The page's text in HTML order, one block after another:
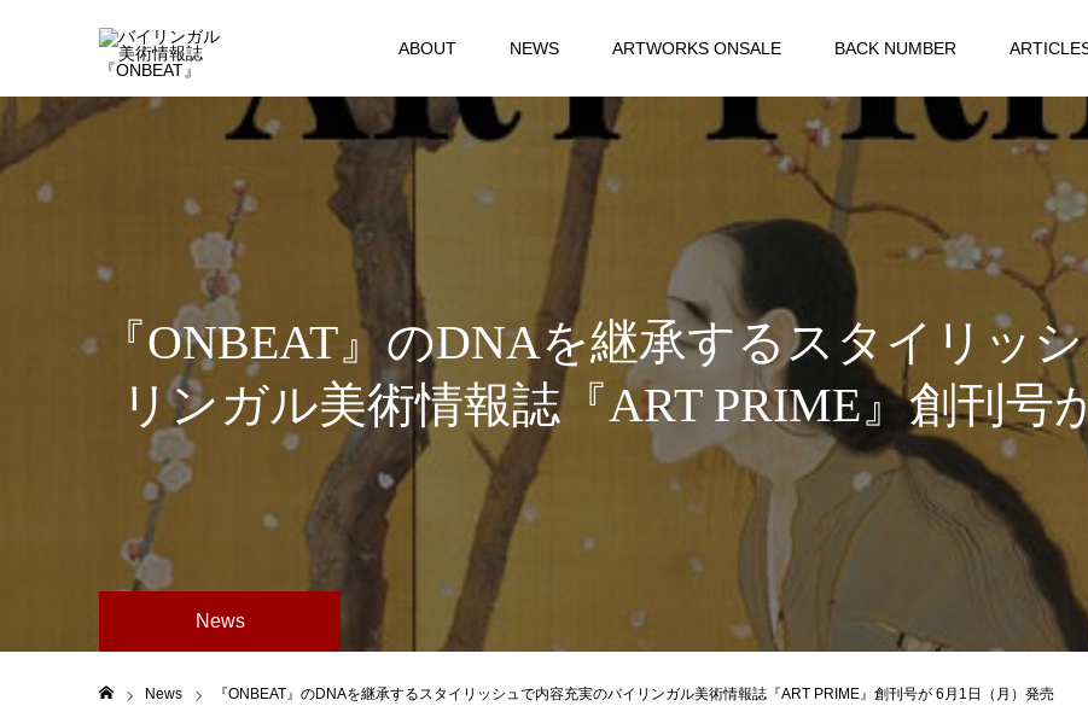
ABOUT NEWS ARTWORKS ONSALE BACK NUMBER
『ONBEAT』のDNAを継承するスタイリッ
リンガル美術情報誌『ART PRIME』創刊号
News
News 『ONBEAT』のDNAを継承するスタイリッシュで内容充実のバイリンガル美術情報誌『ART PRIME』創刊号が 6月1日（月）発売